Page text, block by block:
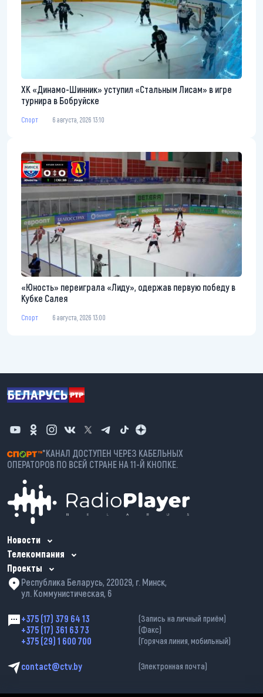
ХК «Динамо-Шинник» уступил «Стальным Лисам» в игре
турнира в Бобруйске
Спорт 6 августа, 2026 13:10
«Юность» переиграла «Лиду», одержав первую победу в
Кубке Салея
Спорт 6 августа, 2026 13:00
*КАНАЛ ДОСТУПЕН ЧЕРЕЗ КАБЕЛЬНЫХ
ОПЕРАТОРОВ ПО ВСЕЙ СТРАНЕ НА 11-Й КНОПКЕ.
Новости
Телекомпания
Проекты
Республика Беларусь, 220029, г. Минск,
ул. Коммунистическая, 6
+375 (17) 379 64 13 (Запись на личный приём)
+375 (17) 361 63 73 (Факс)
+375 (29) 1 600 700 (Горячая линия, мобильный)
contact@ctv.by (Электронная почта)